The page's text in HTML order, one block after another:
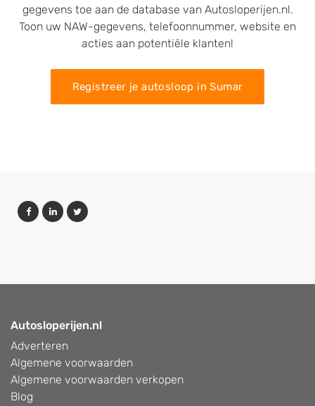
gegevens toe aan de database van Autosloperijen.nl.
Toon uw NAW-gegevens, telefoonnummer, website en
acties aan potentiële klanten!
Registreer je autosloop in Sumar
Autosloperijen.nl
Adverteren
Algemene voorwaarden
Algemene voorwaarden verkopen
Blog